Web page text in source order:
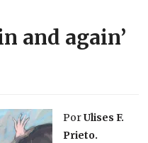
and again’
PorUlises F.
Prieto.